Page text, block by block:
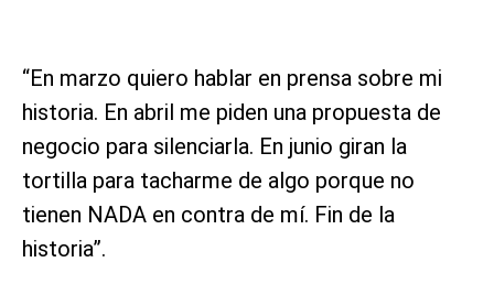
“En marzo quiero hablar en prensa sobre mi
historia. En abril me piden una propuesta de
negocio para silenciarla. En junio giran la
tortilla para tacharme de algo porque no
tienen NADA en contra de mí. Fin de la
historia”.